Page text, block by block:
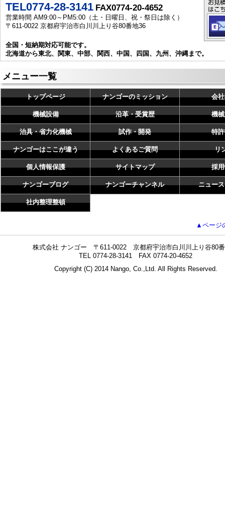
TEL0774-28-3141 FAX0774-20-4652
営業時間 AM9:00～PM5:00（土・日曜日、祝・祭日は除く）
〒611-0022 京都府宇治市白川川上り谷80番地36
全国・短納期対応可能です。
北海道から東北、関東、中部、関西、中国、四国、九州、沖縄まで。
メニュー一覧
トップページ ナンゴーのミッション 会
機械設備 沿革・受賞歴 機
治具・省力化機械 試作・開発 特
ナンゴーはここが違う よくあるご質問 リ
個人情報保護 サイトマップ 採
ナンゴーブログ ナンゴーチャンネル ニュー
社内整理整頓
▲ページ
株式会社 ナンゴー 〒611-0022 京都府宇治市白川川上り谷80
TEL 0774-28-3141 FAX 0774-20-4652
Copyright (C) 2014 Nango, Co.,Ltd. All Rights Reserved.